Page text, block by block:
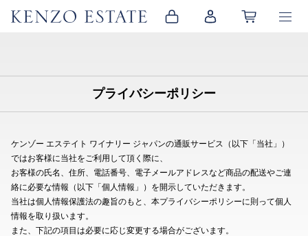
プライバシーポリシー
ケンゾー エステイト ワイナリー ジャパンの通販サービス（以下「当社」）
ではお客様に当社をご利用して頂く際に、
お客様の氏名、住所、電話番号、電子メールアドレスなど商品の配送やご連
絡に必要な情報（以下「個人情報」）を開示していただきます。
当社は個人情報保護法の趣旨のもと、本プライバシーポリシーに則って個人
情報を取り扱います。
また、下記の項目は必要に応じ変更する場合がございます。